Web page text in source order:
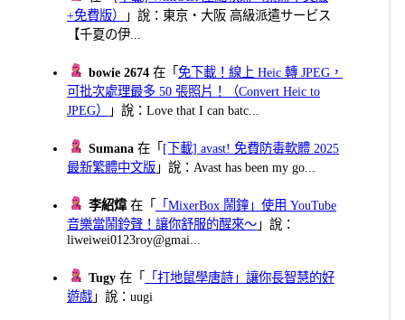
+免費版）
」說：東京・大阪 高級派遣サービス
【千夏の伊...
bowie 2674 在「免下載！線上 Heic 轉 JPEG，
可批次處理最多 50 張照片！（Convert Heic to
JPEG）
」說：Love that I can batc...
Sumana 在「 [下載] avast! 免費防毒軟體 2025
最新繁體中文版 」說：Avast has been my go...
李紹煒在「
「MixerBox 鬧鐘」使用 YouTube
音樂當鬧鈴聲！讓你舒服的醒來～ 」說：
liweiwei0123roy@gmai...
Tugy 在「
「打地鼠學唐詩」讓你長智慧的好
遊戲 」說：uugi